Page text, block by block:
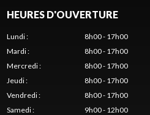
HEURES D'OUVERTURE
Lundi:
8h00 - 17h00
Mardi:
8h00 - 17h00
Mercredi:
8h00 - 17h00
Jeudi:
8h00 - 17h00
Vendredi:
8h00 - 17h00
Samedi:
9h00 - 12h00